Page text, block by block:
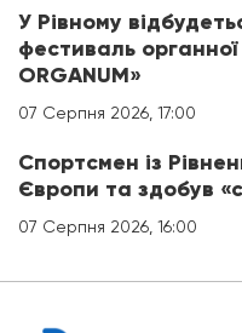
У Рівному
фестиваль
ORGANUM»
07 Серпня 2026, 17:00
Спортсмен із
Європи та здобув
07 Серпня 2026, 16:00